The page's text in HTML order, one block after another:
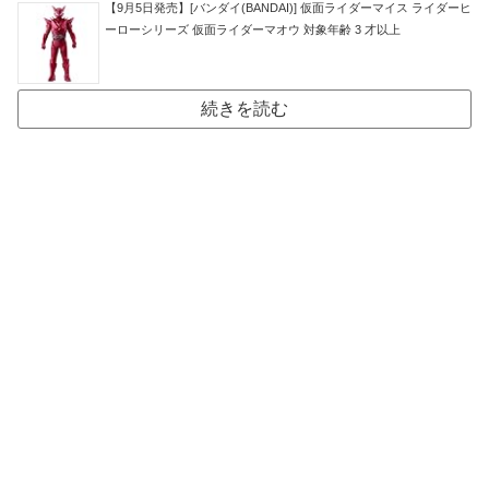
【9月5日発売】[バンダイ(BANDAI)] 仮面ライダーマイス ライダーヒ
ーローシリーズ 仮面ライダーマオウ 対象年齢 3 才以上
続きを読む